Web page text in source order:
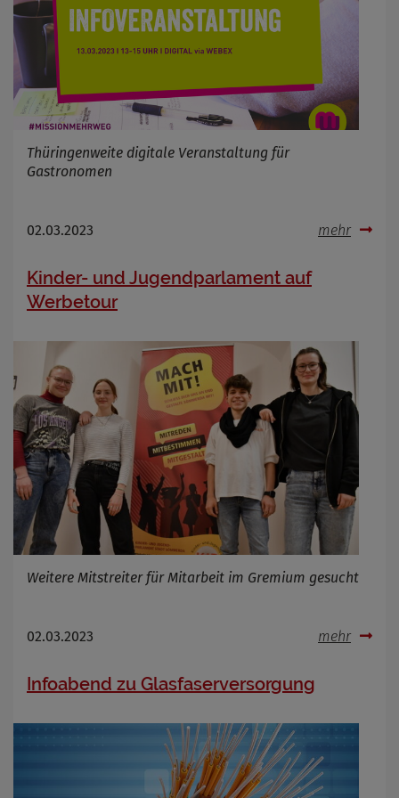
Thüringenweite digitale Veranstaltung für
Gastronomen
02.03.2023 mehr
Kinder- und Jugendparlament auf
Werbetour
Weitere Mitstreiter für Mitarbeit im Gremium gesucht
02.03.2023 mehr
Infoabend zu Glasfaserversorgung
Infos schließen